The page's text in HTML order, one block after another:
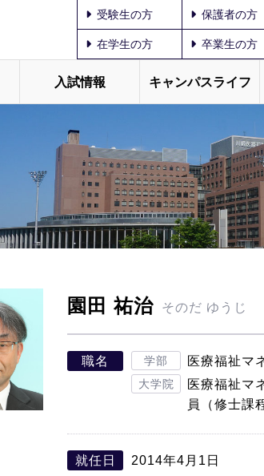
受験生の方 保護者の方
在学生の方 卒業生の方
入試情報 キャンパスライフ
園田 祐治 そのだ ゆうじ
職名 学部 医療福祉マ
大学院
医療福祉マ
員（修士課
就任日 2014年4月1日